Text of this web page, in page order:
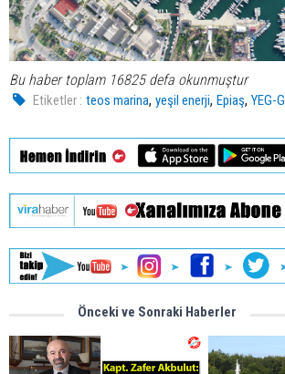
Bu haber toplam 16825 defa okunmuştur
Etiketler : teos marina,yeşil enerji,Epiaş,YEG-G
Önceki ve Sonraki Haberler